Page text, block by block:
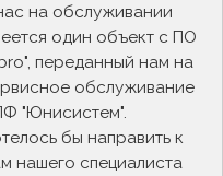
на обслуживании
один объект с ПО
переданный нам на
обслуживание
"Юнисистем".
бы направить к
нашего специалиста